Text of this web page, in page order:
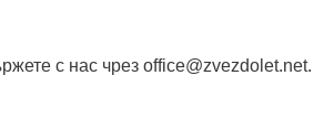
с нас чрез office@zvezdolet.net.